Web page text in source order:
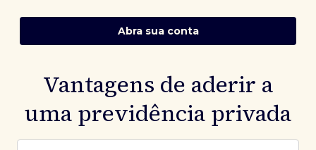
Abra sua conta
Vantagens de aderir a
uma previdência privada